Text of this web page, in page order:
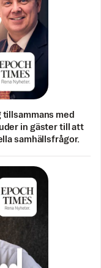
med
in gäster till att
samhällsfrågor.